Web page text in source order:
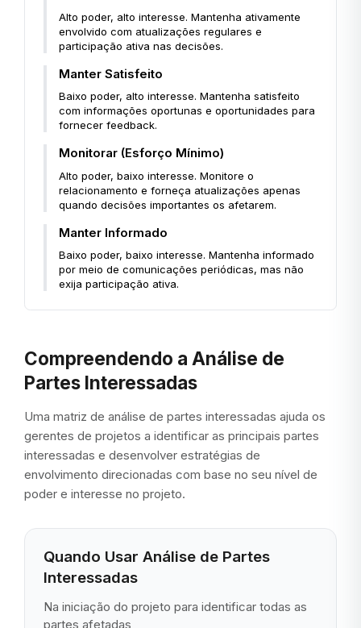
Alto poder, alto interesse. Mantenha ativamente
envolvido com atualizações regulares e
participação ativa nas decisões.
Manter Satisfeito
Baixo poder, alto interesse. Mantenha satisfeito
com informações oportunas e oportunidades para
fornecer feedback.
Monitorar (Esforço Mínimo)
Alto poder, baixo interesse. Monitore o
relacionamento e forneça atualizações apenas
quando decisões importantes os afetarem.
Manter Informado
Baixo poder, baixo interesse. Mantenha informado
por meio de comunicações periódicas, mas não
exija participação ativa.
Compreendendo a Análise de
Partes Interessadas
Uma matriz de análise de partes interessadas ajuda os
gerentes de projetos a identificar as principais partes
interessadas e desenvolver estratégias de
envolvimento direcionadas com base no seu nível de
poder e interesse no projeto.
Quando Usar Análise de Partes
Interessadas
Na iniciação do projeto para identificar todas as
partes afetadas